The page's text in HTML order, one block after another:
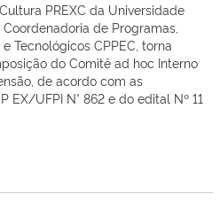
PREXC da Universidade
de Programas,
Tecnológicos CPPEC, torna
do Comitê ad hoc Interno
de acordo com as
EX/UFPI N° 862 e do edital Nº 11